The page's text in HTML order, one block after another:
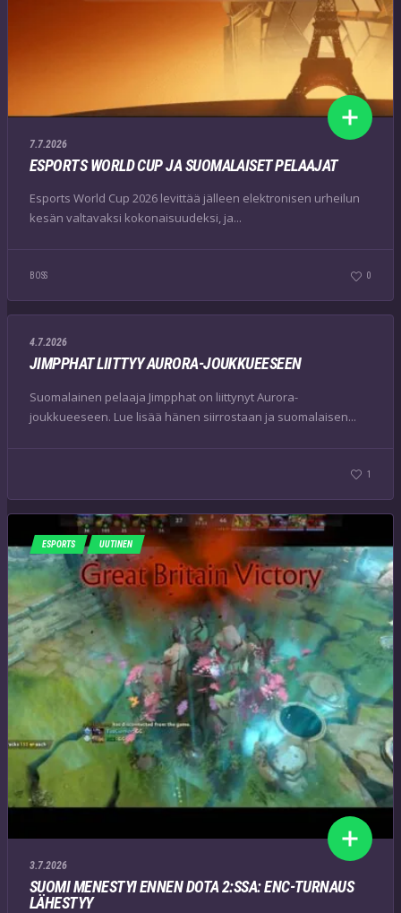
7.7.2026
ESPORTS WORLD CUP JA SUOMALAISET PELAAJAT
Esports World Cup 2026 levittää jälleen elektronisen urheilun
kesän valtavaksi kokonaisuudeksi, ja...
BOSS 0
4.7.2026
JIMPPHAT LIITTYY AURORA-JOUKKUEESEEN
Suomalainen pelaaja Jimpphat on liittynyt Aurora-
joukkueeseen. Lue lisää hänen siirrostaan ja suomalaisen...
1
ESPORTS UUTINEN
3.7.2026
SUOMI MENESTYI ENNEN DOTA 2:SSA: ENC-TURNAUS
LÄHESTYY